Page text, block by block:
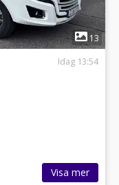
13
Idag 13:54
Visa mer